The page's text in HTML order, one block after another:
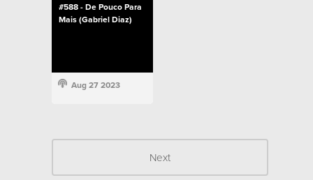
#588 - De Pouco Para
Mais (Gabriel Diaz)
Aug 27 2023
Next